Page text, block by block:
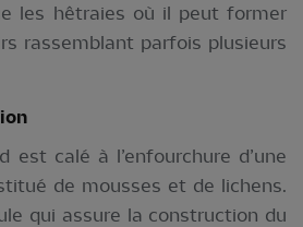
les hêtraies où il peut former
rassemblant parfois plusieurs
est calé à l’enfourchure d’une
de mousses et de lichens.
qui assure la construction du